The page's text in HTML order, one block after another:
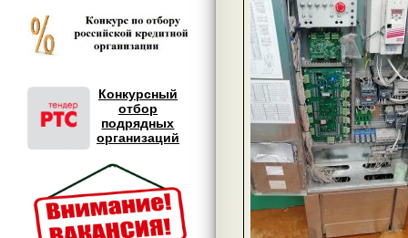
Конкурсный
отбор
подрядных
организаций